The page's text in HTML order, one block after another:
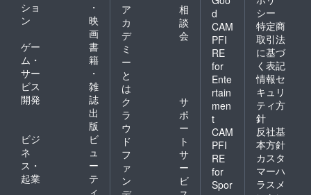
ショ
ン
・
映
画
ゲー
ム・
サー
ビス
開発
書
籍
・
雑
誌
出
版
ビジ
ネ
ス・
起業
ビ
ュ
ー
テ
ィ
ア
カ
デ
ミ
ー
と
は
相
談
会
ク
ラ
ウ
ド
フ
ァ
ン
サ
ポ
ー
ト
サ
ー
ビ
d
CAM
PFI
RE
for
Ente
rtain
men
t
CAM
PFI
RE
for
Spor
シー
特定商
取引法
に基づ
く表記
情報セ
キュリ
ティ方
針
反社基
本方針
カスタ
マーハ
ラスメ